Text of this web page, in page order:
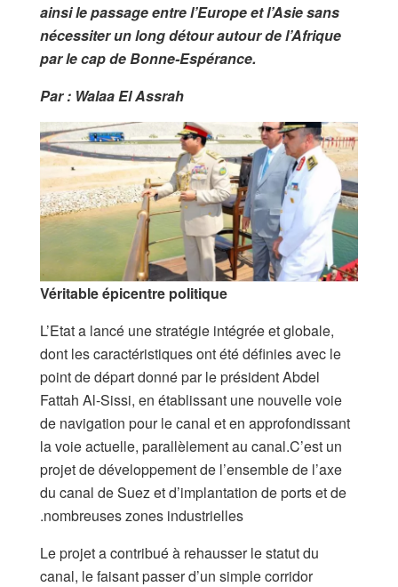
ainsi le passage entre l’Europe et l’Asie sans
nécessiter un long détour autour de l’Afrique
par le cap de Bonne-Espérance.
Par : Walaa El Assrah
Véritable épicentre politique
L’Etat a lancé une stratégie intégrée et globale,
dont les caractéristiques ont été définies avec le
point de départ donné par le président Abdel
Fattah Al-Sissi, en établissant une nouvelle voie
de navigation pour le canal et en approfondissant
la voie actuelle, parallèlement au canal.‫ C’est un
projet de développement de l’ensemble de l’axe
du canal de Suez et d’implantation de ports et de
nombreuses zones industrielles.
Le projet a contribué à rehausser le statut du
canal, le faisant passer d’un simple corridor